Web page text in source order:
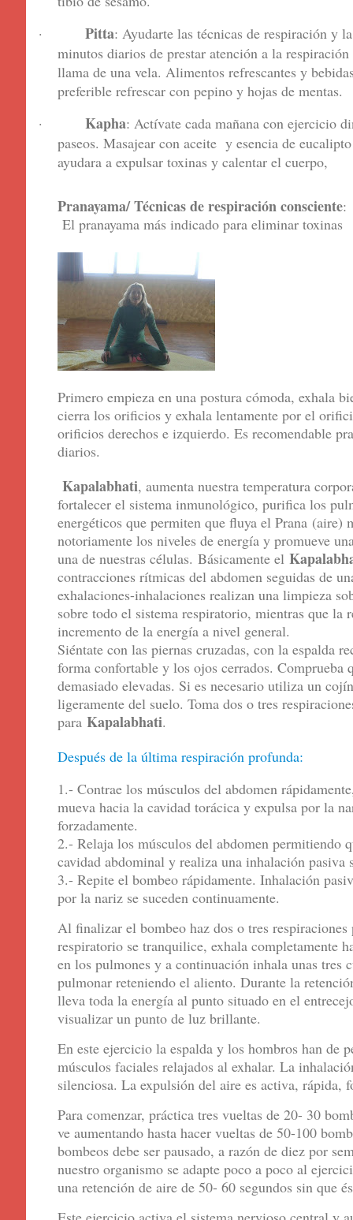
· Pitta: Ayudarte las técnicas de respiración y
minutos diarios de prestar atención a la
llama de una vela. Alimentos refrescantes y
preferible refrescar con pepino y hojas de mentas.
· Kapha: Actívate cada mañana con ejercicio
paseos. Masajear con aceite y esencia de
ayudara a expulsar toxinas y calentar el cuerpo,
Pranayama/ Técnicas de respiración consciente:
El pranayama más indicado para eliminar toxinas
Primero empieza en una postura cómoda, exhala
cierra los orificios y exhala lentamente por el
orificios derechos e izquierdo. Es recomendable
diarios.
Kapalabhati, aumenta nuestra temperatura
fortalecer el sistema inmunológico, purifica los
energéticos que permiten que fluya el Prana (aire)
notoriamente los niveles de energía y promueve
una de nuestras células. Básicamente el
contracciones rítmicas del abdomen seguidas de
exhalaciones-inhalaciones realizan una limpieza
sobre todo el sistema respiratorio, mientras que la
incremento de la energía a nivel general.
Siéntate con las piernas cruzadas, con la espalda
forma confortable y los ojos cerrados. Comprueba
demasiado elevadas. Si es necesario utiliza un
ligeramente del suelo. Toma dos o tres
para Kapalabhati.
Después de la última respiración profunda:
1.- Contrae los músculos del abdomen
mueva hacia la cavidad torácica y expulsa por la
forzadamente.
2.- Relaja los músculos del abdomen permitiendo
cavidad abdominal y realiza una inhalación pasiva
3.- Repite el bombeo rápidamente. Inhalación
por la nariz se suceden continuamente.
Al finalizar el bombeo haz dos o tres
respiratorio se tranquilice, exhala completamente
en los pulmones y a continuación inhala unas tres
pulmonar reteniendo el aliento. Durante la
lleva toda la energía al punto situado en el
visualizar un punto de luz brillante.
En este ejercicio la espalda y los hombros han de
músculos faciales relajados al exhalar. La
silenciosa. La expulsión del aire es activa, rápida,
Para comenzar, práctica tres vueltas de 20- 30
ve aumentando hasta hacer vueltas de 50-100
bombeos debe ser pausado, a razón de diez por
nuestro organismo se adapte poco a poco al
una retención de aire de 50- 60 segundos sin que